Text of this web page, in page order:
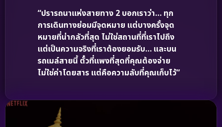
“ปรารถนาแห่งสายทาง 2 บอกเราว่า… ทุก
การเดินทางย่อมมีจุดหมาย แต่บางครั้งจุด
หมายที่น่ากลัวที่สุด ไม่ใช่สถานที่ที่เราไปถึง
แต่เป็นความจริงที่เราต้องยอมรับ… และบน
รถเมล์สายนี้ ตั๋วที่แพงที่สุดที่คุณต้องจ่าย
ไม่ใช่ค่าโดยสาร แต่คือความลับที่คุณเก็บไว้”